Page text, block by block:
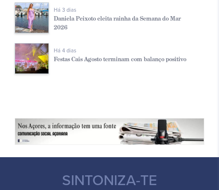
Há 3 dias
Daniela Peixoto eleita rainha da Semana do Mar
2026
Há 4 dias
Festas Cais Agosto terminam com balanço positivo
SINTONIZA-TE